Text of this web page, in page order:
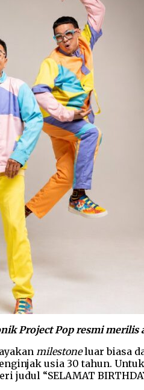
Project Pop resmi
milestoneluar biasa
usia 30 tahun.
judul “SELAMAT